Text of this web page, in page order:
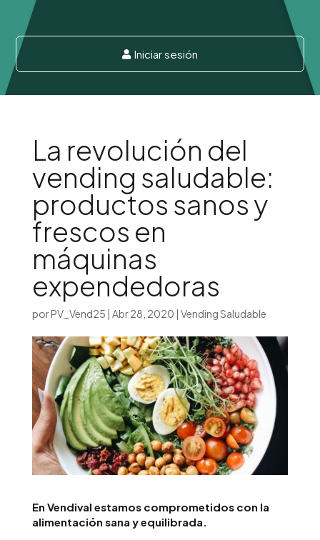
 Iniciar sesión
La revolución del
vending saludable:
productos sanos y
frescos en
máquinas
expendedoras
porPV_Vend25 | Abr 28, 2020 | Vending Saludable
En Vendival estamos comprometidos con la
alimentación sana y equilibrada.